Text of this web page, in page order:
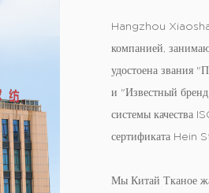
Hangzhou
компанией,
удостоена звания
и "Известный
системы качества
сертификата
Мы Китай Тканое